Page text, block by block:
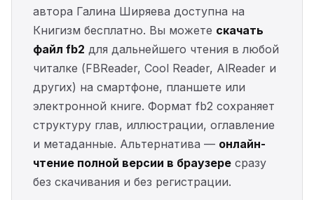
автора Галина Ширяева доступна на
Книгизм бесплатно. Вы можете скачать
файл fb2 для дальнейшего чтения в любой
читалке (FBReader, Cool Reader, AlReader и
других) на смартфоне, планшете или
электронной книге. Формат fb2 сохраняет
структуру глав, иллюстрации, оглавление
и метаданные. Альтернатива — онлайн-
чтение полной версии в браузере сразу
без скачивания и без регистрации.